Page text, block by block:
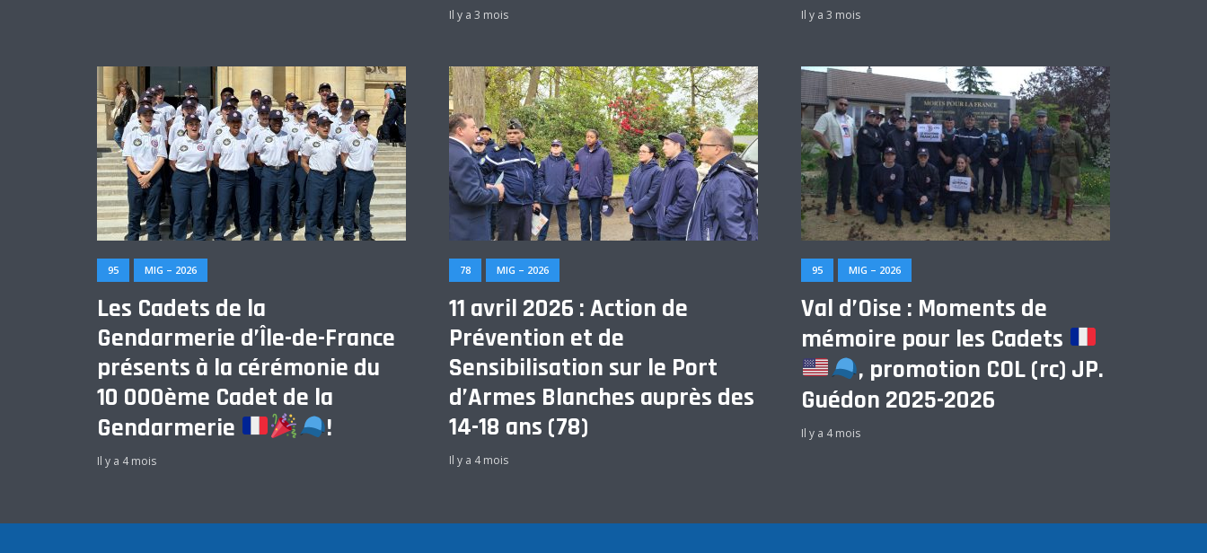
Il y a 3 mois Il y a 3 mois
95 MIG – 2026
Les Cadets de la
Gendarmerie d’Île-de-France
présents à la cérémonie du
10 000ème Cadet de la
Gendarmerie
!
Il y a 4 mois
78 MIG – 2026
11 avril 2026 : Action de
Prévention et de
Sensibilisation sur le Port
d’Armes Blanches auprès des
14-18 ans (78)
Il y a 4 mois
95 MIG – 2026
Val d’Oise : Moments de
mémoire pour les Cadets
, promotion COL (rc) JP.
Guédon 2025-2026
Il y a 4 mois